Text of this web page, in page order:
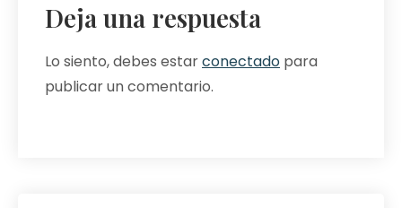
Deja una respuesta
Lo siento, debes estarconectado para
publicar un comentario.